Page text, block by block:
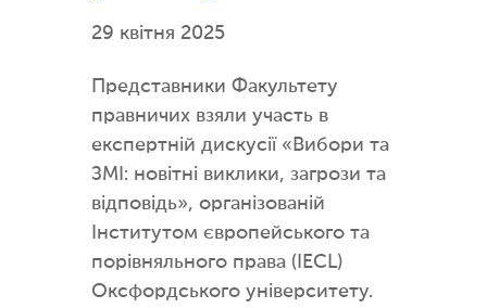
29 квітня 2025
Представники Факультету
правничих взяли участь в
експертній дискусії «Вибори та
ЗМІ: новітні виклики, загрози та
відповідь», організованій
Інститутом європейського та
порівняльного права (IECL)
Оксфордського університету.